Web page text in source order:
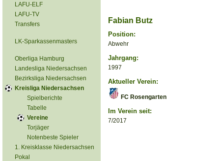
LAFU-ELF
LAFU-TV
Transfers
LK-Sparkassenmasters
Oberliga Hamburg
Landesliga Niedersachsen
Bezirksliga Niedersachsen
Kreisliga Niedersachsen
Spielberichte
Tabelle
Vereine
Torjäger
Notenbeste Spieler
1. Kreisklasse Niedersachsen
Pokal
Fabian Butz
Position:
Abwehr
Jahrgang:
1997
Aktueller Verein:
FC Rosengarten
Im Verein seit:
7/2017